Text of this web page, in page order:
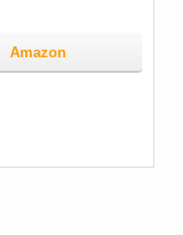
Amazon